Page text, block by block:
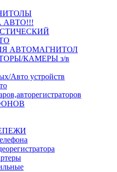
АВТО!!!
АВТОМАГНИТОЛ
КАМЕРЫ з/в
Авто устройств